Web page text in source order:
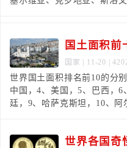
国土面积前
国家 | 11-20 |
世界国土面积排名前10的分
中国，4、美国，5、巴西，
廷，9、哈萨克斯坦，10、阿
世界各国奇